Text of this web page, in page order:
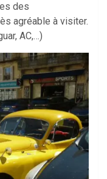
des
agréable à visiter.
AC,…)